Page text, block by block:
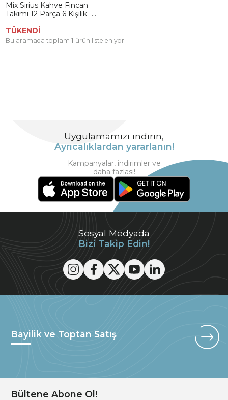
Mix Sirius Kahve Fincan
Takımı 12 Parça 6 Kişilik -
TÜKENDİ
Bu aramada toplam 1 ürün listeleniyor.
Sosyal Medyada
Bizi Takip Edin!
Uygulamamızı indirin,
Ayrıcalıklardan yararlanın!
Kampanyalar, indirimler ve
daha fazlası!
Bayilik ve Toptan Satış
Bültene Abone Ol!